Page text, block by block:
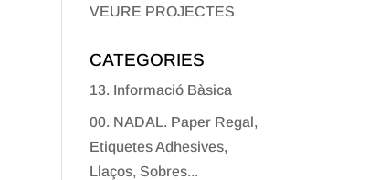
VEURE PROJECTES
CATEGORIES
13. Informació Bàsica
00. NADAL. Paper Regal,
Etiquetes Adhesives,
Llaços, Sobres...